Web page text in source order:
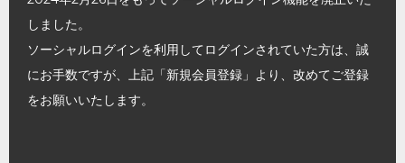
しました。
ソーシャルログインを利用してログインされていた方は、誠
にお手数ですが、上記「新規会員登録」より、改めてご登録
をお願いいたします。